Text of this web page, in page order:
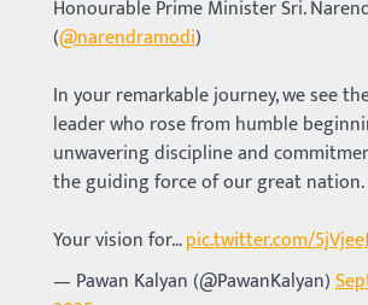
Honourable Prime Minister Sri.
(@narendramodi)
In your remarkable journey, we see
leader who rose from humble
unwavering discipline and
the guiding force of our great nation.
Your vision for…pic.twitter.com/
— Pawan Kalyan (@PawanKalyan)